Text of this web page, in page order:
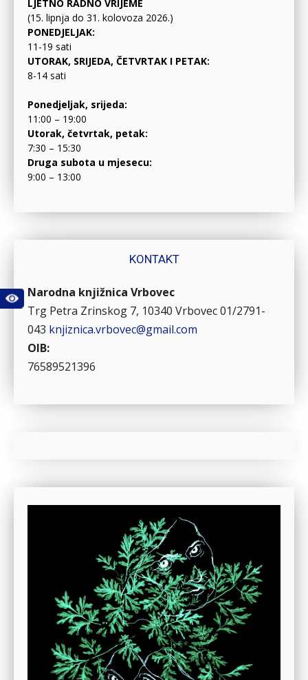
LJETNO RADNO VRIJEME
(15. lipnja do 31. kolovoza 2026.)
PONEDJELJAK:
11-19 sati
UTORAK, SRIJEDA, ČETVRTAK I PETAK:
8-14 sati
Ponedjeljak, srijeda:
11:00 – 19:00
Utorak, četvrtak, petak:
7:30 – 15:30
Druga subota u mjesecu:
9:00 – 13:00
KONTAKT
Narodna knjižnica Vrbovec
Trg Petra Zrinskog 7, 10340 Vrbovec01/2791-
043 knjiznica.vrbovec@gmail.com
OIB:
76589521396